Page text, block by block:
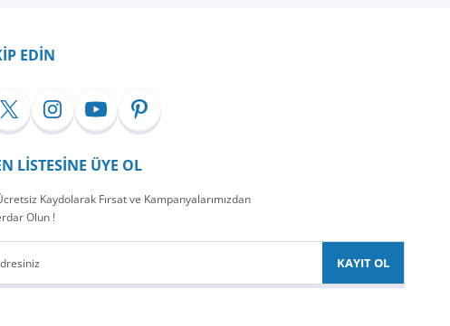
EDİN
LİSTESİNE ÜYE OL
Kaydolarak Fırsat ve Kampanyalarımızdan
Olun !
KAYIT OL